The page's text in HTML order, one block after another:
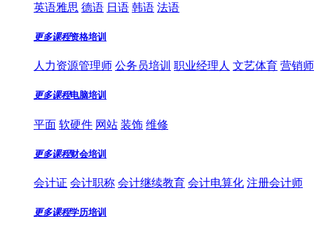
英语雅思 德语 日语 韩语 法语
更多课程资格培训
人力资源管理师 公务员培训 职业经理人 文艺体育 营销
更多课程电脑培训
平面 软硬件 网站 装饰 维修
更多课程财会培训
会计证 会计职称 会计继续教育 会计电算化 注册会计师
更多课程学历培训